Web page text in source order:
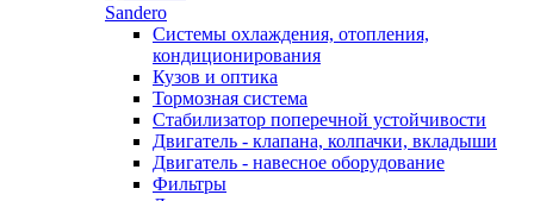
Sandero
Системы охлаждения, отопления,
кондиционирования
Кузов и оптика
Тормозная система
Стабилизатор поперечной устойчивости
Двигатель - клапана, колпачки, вкладыши
Двигатель - навесное оборудование
Фильтры